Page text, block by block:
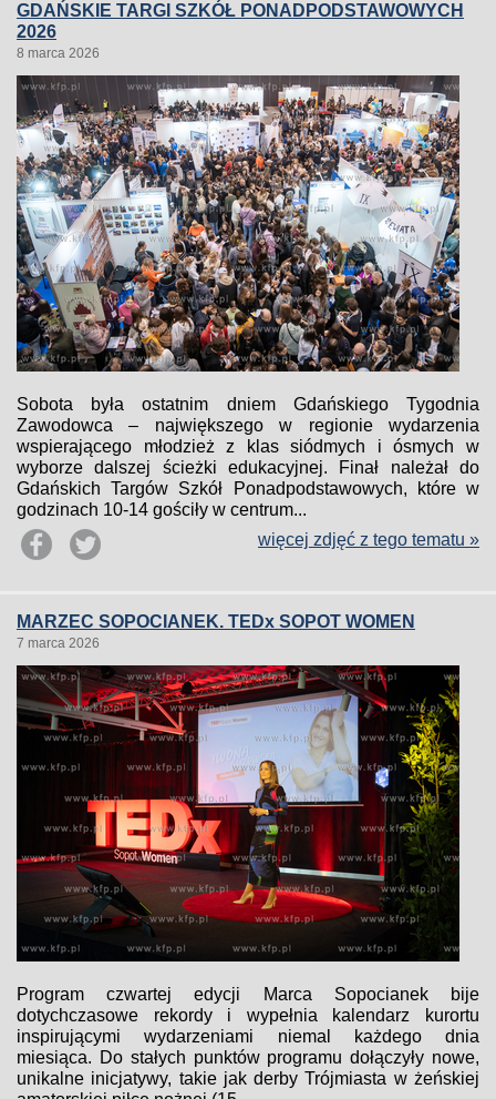
GDAŃSKIE TARGI SZKÓŁ PONADPODSTAWOWYCH
2026
8 marca 2026
Sobota była ostatnim dniem Gdańskiego Tygodnia
Zawodowca – największego w regionie wydarzenia
wspierającego młodzież z klas siódmych i ósmych w
wyborze dalszej ścieżki edukacyjnej. Finał należał do
Gdańskich Targów Szkół Ponadpodstawowych, które w
godzinach 10-14 gościły w centrum...
więcej zdjęć z tego tematu »
MARZEC SOPOCIANEK. TEDx SOPOT WOMEN
7 marca 2026
Program czwartej edycji Marca Sopocianek bije
dotychczasowe rekordy i wypełnia kalendarz kurortu
inspirującymi wydarzeniami niemal każdego dnia
miesiąca. Do stałych punktów programu dołączyły nowe,
unikalne inicjatywy, takie jak derby Trójmiasta w żeńskiej